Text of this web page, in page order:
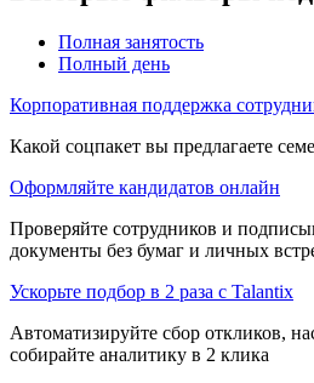
Полная занятость
Полный день
Корпоративная поддержка
Какой соцпакет вы предлагаете
Оформляйте кандидатов онлайн
Проверяйте сотрудников и
документы без бумаг и личных
Ускорьте подбор в 2 раза с Talantix
Автоматизируйте сбор откликов,
собирайте аналитику в 2 клика